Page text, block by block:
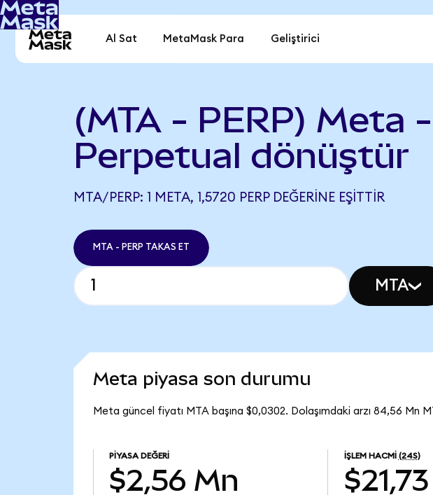
Al Sat MetaMask Para Geliştirici
(MTA - PERP) Meta -
Perpetual dönüştür
MTA/PERP: 1 META, 1,5720 PERP DEĞERINE EŞITTIR
MTA - PERP TAKAS ET
MTA
Meta piyasa son durumu
Meta güncel fiyatı MTA başına $0,0302. Dolaşımdaki arzı 84,56
PIYASA DEĞERI
$2,56 Mn
İŞLEM HACMI (24S)
$21,73